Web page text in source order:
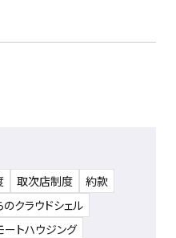
取次店制度
約款
のクラウドシェル
ートハウジング